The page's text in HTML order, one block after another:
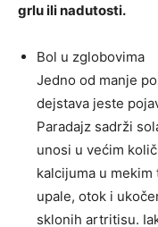
grlu ili nadutosti.
Bol u zglobovima
Jedno od manje
dejstava jeste
Paradajz sadrži
unosi u većim
kalcijuma u mekim
upale, otok i
sklonih artritisu.